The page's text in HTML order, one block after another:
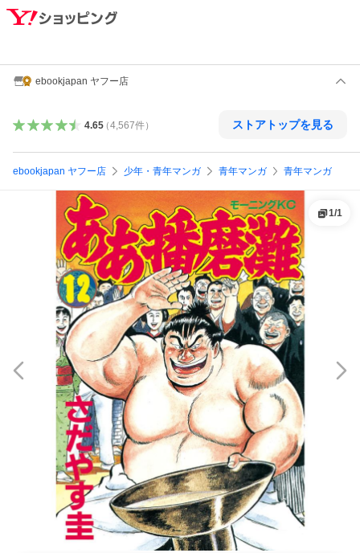
ebookjapan ヤフー店
4.65（4,567件） ストアトップを見る
ebookjapan ヤフー店 少年・青年マンガ 青年マンガ 青年マンガ
1/1